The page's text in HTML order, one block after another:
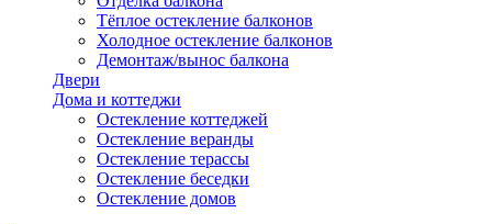
Тёплое остекление балконов
Холодное остекление балконов
Демонтаж/вынос балкона
Двери
Дома и коттеджи
Остекление коттеджей
Остекление веранды
Остекление терассы
Остекление беседки
Остекление домов